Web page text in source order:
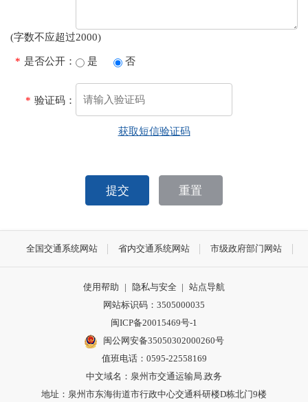
(字数不应超过2000)
* 是否公开： 是 否
* 验证码：
获取短信验证码
提交 重置
全国交通系统网站 省内交通系统网站 市级政府部门网站
使用帮助 | 隐私与安全 | 站点导航
网站标识码：3505000035
闽ICP备20015469号-1
闽公网安备35050302000260号
值班电话：0595-22558169
中文域名：泉州市交通运输局.政务
地址：泉州市东海街道市行政中心交通科研楼D栋北门9楼